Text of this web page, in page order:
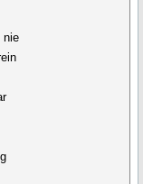
nie